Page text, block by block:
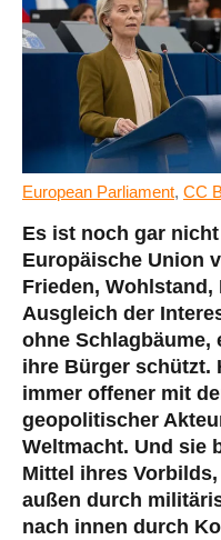
European Parliament, CC
Es ist noch gar
Europäische Union
Frieden,
Ausgleich der
ohne Schlagbäume,
ihre Bürger schützt.
immer offener mit
geopolitischer
Weltmacht. Und sie
Mittel ihres
außen durch
nach innen durch